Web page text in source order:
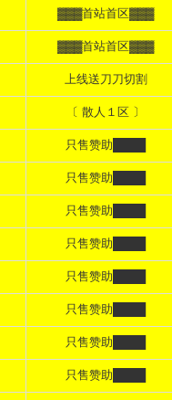
▓▓▓首站首区▓▓▓
▓▓▓首站首区▓▓▓
上线送刀刀切割
〔 散人１区 〕
只售赞助████
只售赞助████
只售赞助████
只售赞助████
只售赞助████
只售赞助████
只售赞助████
只售赞助████